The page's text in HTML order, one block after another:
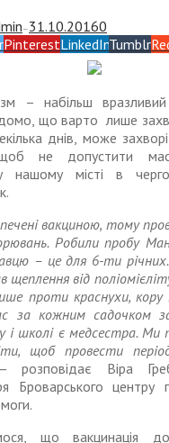
— 31.10.20160
PinterestLinkedInTumblr
– набільш
що варто лише
днів, може
не допустити
нашому місті в
вакциною, тому
Робили пробу
– це для 6-ти
щеплення від
проти краснухи,
за кожним садочком
і школі є медсестра. Ми
щоб провести
– розповідає Віра
Броварського центру
.
що вакцинація